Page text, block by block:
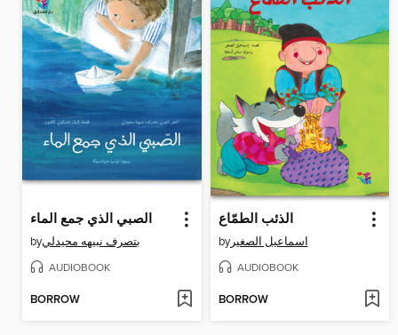
الصبي الذي جمع الماء
byبتصرف نبيهه محيدلي
AUDIOBOOK
BORROW
الذئب الطمّاع
byاسماعيل الصغير
AUDIOBOOK
BORROW